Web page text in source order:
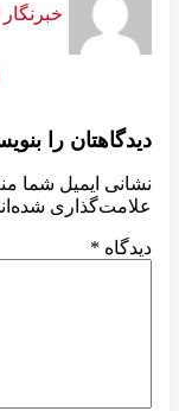
خبرنگار
دیدگاهتان را
نشانی ایمیل شما
علامت‌گذاری
دیدگاه *